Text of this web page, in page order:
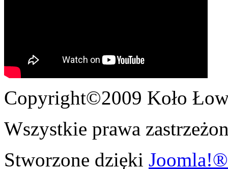
Copyright©2009 Koło
Wszystkie prawa
Stworzone dzięki Joomla!®